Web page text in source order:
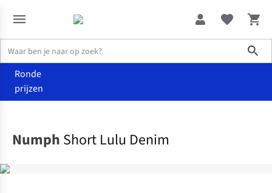
Ronde
prijzen
Numph Short Lulu Denim